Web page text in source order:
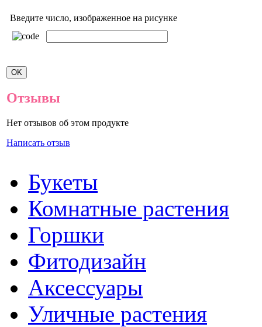
Введите число, изображенное на рисунке
Отзывы
Нет отзывов об этом продукте
Написать отзыв
Букеты
Комнатные растения
Горшки
Фитодизайн
Аксессуары
Уличные растения